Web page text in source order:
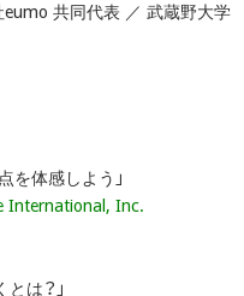
共同代表 ／ 武蔵野大学
体感しよう」
International, Inc.
は？」